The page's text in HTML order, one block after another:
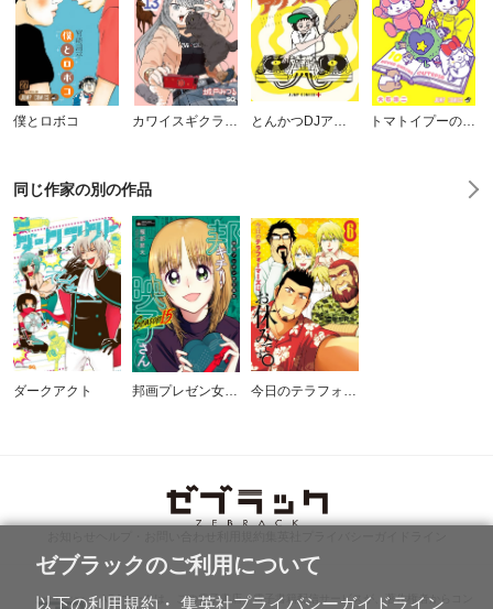
ゼブラックのご利用について
以下の利用規約・ 集英社プライバシーガイドライン
僕とロボコ カワイスギクライシス とんかつDJアゲ太郎 トマトイプーのリコピン
同じ作家の別の作品
ダークアクト 邦画プレゼン女子高生 邦キチ！ 映子さん 今日のテラフォーマーズはお休みです。
ABJマークは、この電子書店・電子書籍配信サービスが、著作権者からコン